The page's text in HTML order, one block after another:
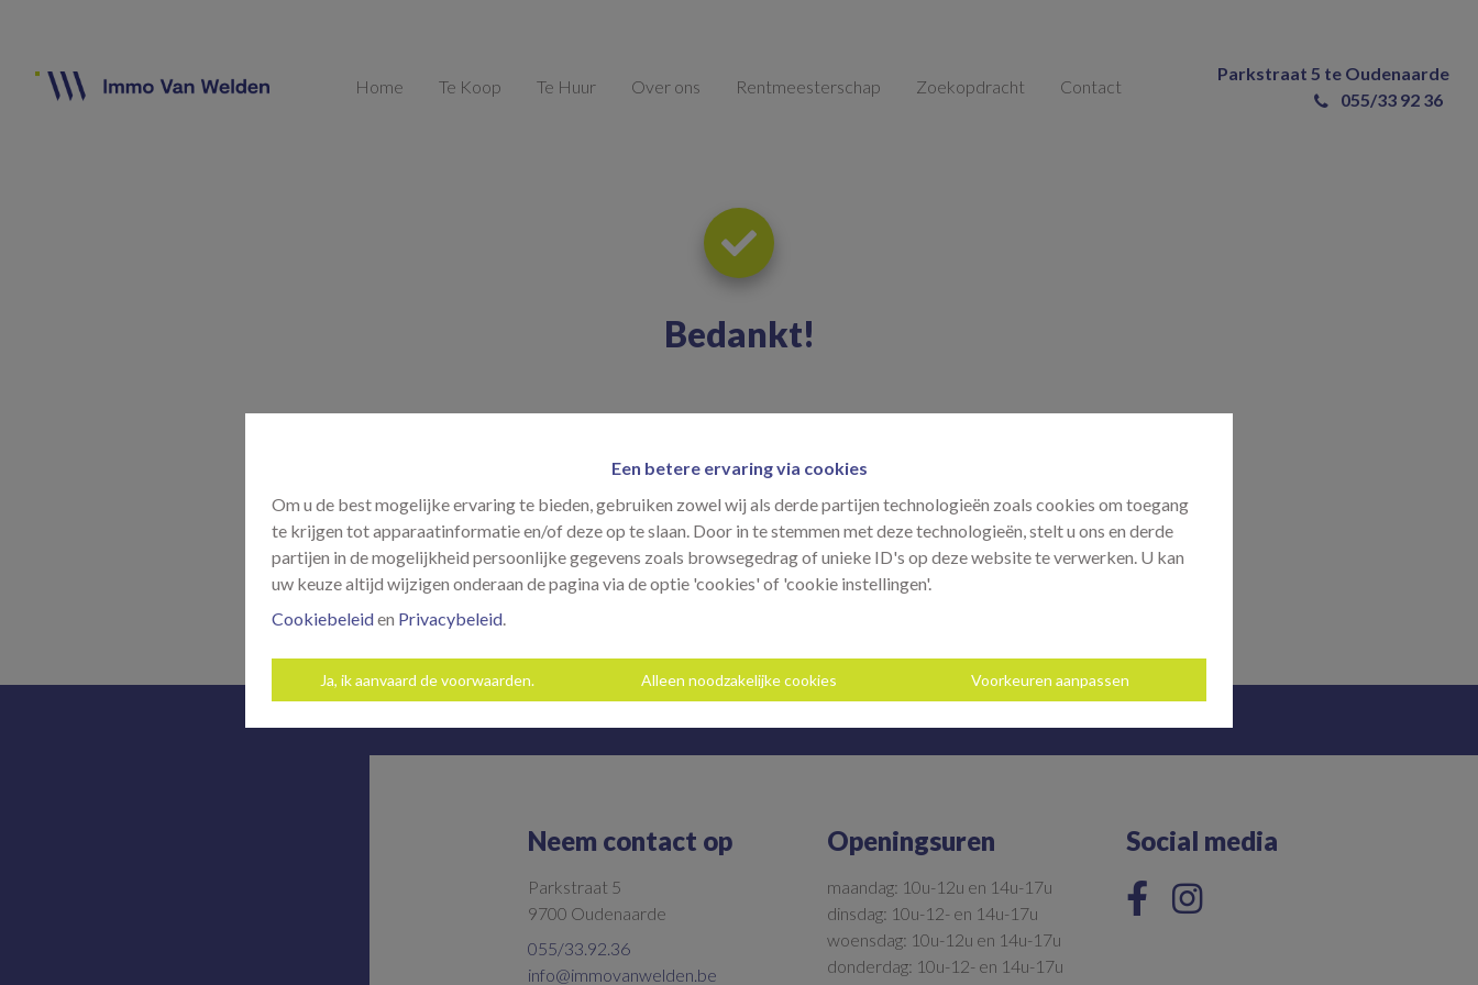
Een betere ervaring via cookies
Om u de best mogelijke ervaring te bieden, gebruiken zowel wij als derde partijen technologieën zoals cookies om toegang
te krijgen tot apparaatinformatie en/of deze op te slaan. Door in te stemmen met deze technologieën, stelt u ons en derde
partijen in de mogelijkheid persoonlijke gegevens zoals browsegedrag of unieke ID's op deze website te verwerken. U kan
uw keuze altijd wijzigen onderaan de pagina via de optie 'cookies' of 'cookie instellingen'.
Cookiebeleiden Privacybeleid
Ja, ik aanvaard de voorwaarden. Alleen noodzakelijke cookies Voorkeuren aanpassen
Home Te Koop Te Huur Over ons Rentmeesterschap Zoekopdracht Contact
Parkstraat 5 te Oudenaarde
055/33 92 36
Bedankt!
Neem contact op
Parkstraat 5
9700 Oudenaarde
055/33.92.36
info@immovanwelden.be
Openingsuren
maandag: 10u-12u en 14u-17u
dinsdag: 10u-12- en 14u-17u
woensdag: 10u-12u en 14u-17u
donderdag: 10u-12- en 14u-17u
Social media